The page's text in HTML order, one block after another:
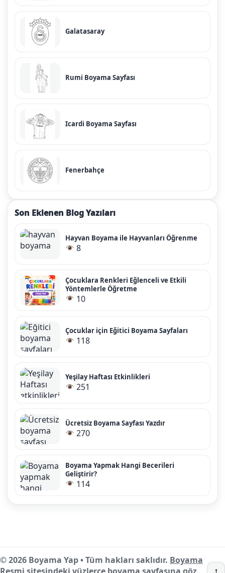
Galatasaray
Rumi Boyama Sayfası
Icardi Boyama Sayfası
Fenerbahçe
Son Eklenen Blog Yazıları
Hayvan Boyama ile Hayvanları Öğrenme
8
Çocuklara Renkleri Eğlenceli ve Etkili
Yöntemlerle Öğretme
10
Çocuklar için Eğitici Boyama Sayfaları
118
Yeşilay Haftası Etkinlikleri
251
Ücretsiz Boyama Sayfası Yazdır
270
Boyama Yapmak Hangi Becerileri
Geliştirir?
114
© 2026 Boyama Yap • Tüm hakları saklıdır. Boyama
Resmi sitesindeki yüzlerce boyama sayfasına göz ↑